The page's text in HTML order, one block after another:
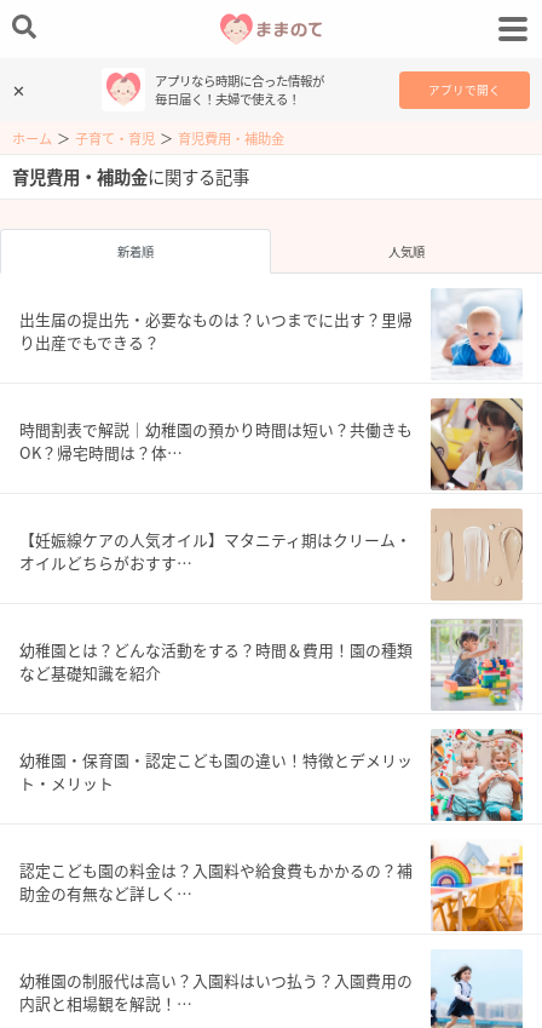
✕
アプリなら時期に合った情報が
毎日届く！夫婦で使える！
アプリで開く
ホーム ＞ 子育て・育児 ＞ 育児費用・補助金
育児費用・補助金に関する記事
新着順 人気順
出生届の提出先・必要なものは？いつまでに出す？里帰
り出産でもできる？
時間割表で解説｜幼稚園の預かり時間は短い？共働きも
OK？帰宅時間は？体…
【妊娠線ケアの人気オイル】マタニティ期はクリーム・
オイルどちらがおすす…
幼稚園とは？どんな活動をする？時間＆費用！園の種類
など基礎知識を紹介
幼稚園・保育園・認定こども園の違い！特徴とデメリッ
ト・メリット
認定こども園の料金は？入園料や給食費もかかるの？補
助金の有無など詳しく…
幼稚園の制服代は高い？入園料はいつ払う？入園費用の
内訳と相場観を解説！…